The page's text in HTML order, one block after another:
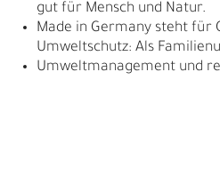
S Ä
gut für Mensch und Natur.
Made in Germany steht für
Umweltschutz: Als
Umweltmanagement und